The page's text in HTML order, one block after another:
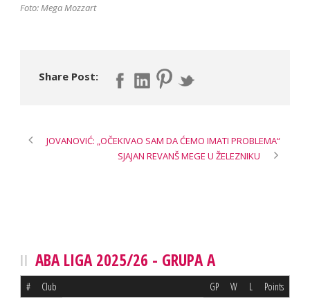
Foto: Mega Mozzart
Share Post:
JOVANOVIĆ: „OČEKIVAO SAM DA ĆEMO IMATI PROBLEMA“
SJAJAN REVANŠ MEGE U ŽELEZNIKU
ABA LIGA 2025/26 - GRUPA A
# Club GP W L Points